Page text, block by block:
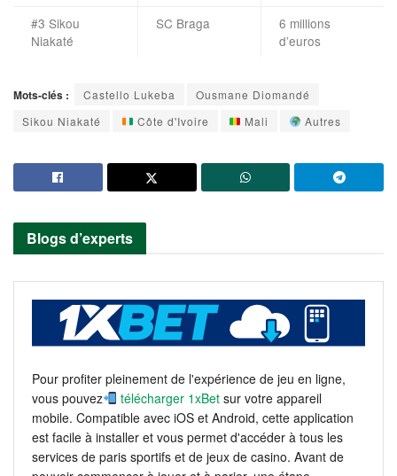
#3 Sikou
Niakaté
SC Braga
6 millions
d’euros
Mots-clés : Castello Lukeba
Ousmane Diomandé
Sikou Niakaté
Côte d'Ivoire Mali Autres
Blogs d’experts
Pour profiter pleinement de l'expérience de jeu en ligne,
vous pouvez
télécharger 1xBet sur votre appareil
mobile. Compatible avec iOS et Android, cette application
est facile à installer et vous permet d'accéder à tous les
services de paris sportifs et de jeux de casino. Avant de